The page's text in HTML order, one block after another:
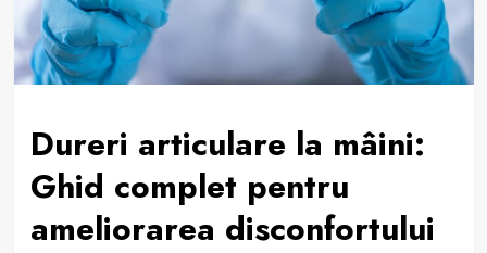
Dureri articulare la mâini:
Ghid complet pentru
ameliorarea disconfortului